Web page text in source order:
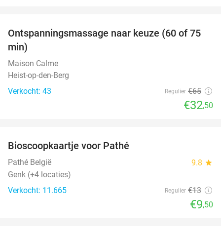
50%
Ontspanningsmassage naar keuze (60 of 75
min)
Maison Calme
Heist-op-den-Berg
Verkocht: 43
Regulier €65
€32,50
Bioscoopkaartje voor Pathé
Pathé België 9.8 star
Genk (+4 locaties)
Verkocht: 11.665
Regulier €13
€9,50